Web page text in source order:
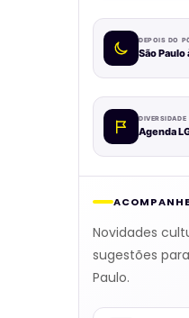
DEPOIS DO
São Paulo
DIVERSIDADE
Agenda
Novidades
sugestões
Paulo.